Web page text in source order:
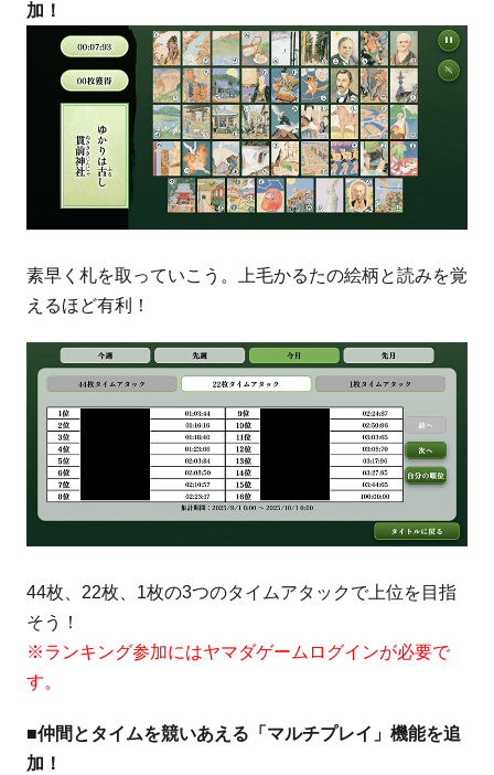
加！
素早く札を取っていこう。上毛かるたの絵柄と読みを覚
えるほど有利！
44枚、22枚、1枚の3つのタイムアタックで上位を目指
そう！
※ランキング参加にはヤマダゲームログインが必要で
す。
■仲間とタイムを競いあえる「マルチプレイ」機能を追
加！